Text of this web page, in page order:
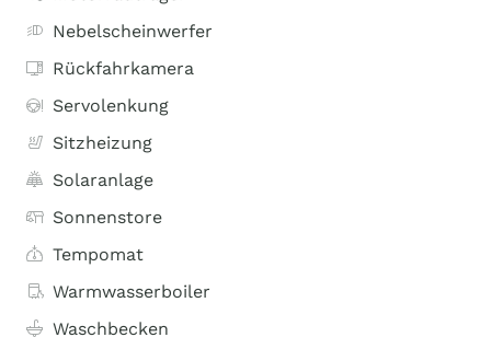
Nebelscheinwerfer
Rückfahrkamera
Servolenkung
Sitzheizung
Solaranlage
Sonnenstore
Tempomat
Warmwasserboiler
Waschbecken